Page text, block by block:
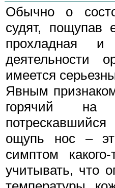
Обычно о
судят, пощупав
прохладная
деятельности
имеется
Явным
горячий
ощупь нос –
симптом
учитывать, что